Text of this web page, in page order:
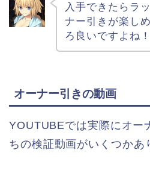
入手できたらラ
ナー引きが楽し
ろ良いですよね！
オーナー引きの動画
YOUTUBEでは実際にオー
ちの検証動画がいくつかあ